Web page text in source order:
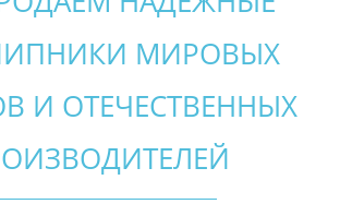
МИРОВЫХ
И ОТЕЧЕСТВЕННЫХ